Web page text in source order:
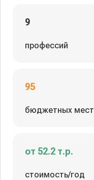
9
профессий
95
бюджетных мест
от 52.2 т.р.
стоимость/год